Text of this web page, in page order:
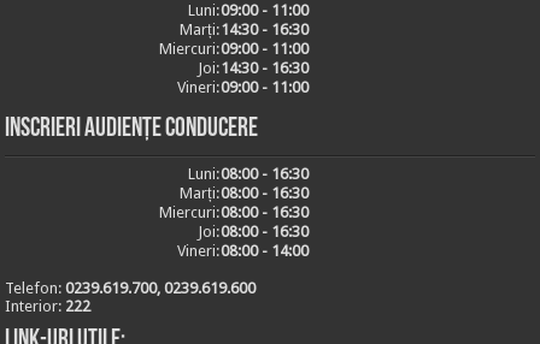
Luni:09:00 - 11:00
Marți:14:30 - 16:30
Miercuri:09:00 - 11:00
Joi:14:30 - 16:30
Vineri:09:00 - 11:00
Inscrieri audiențe conducere
Luni:08:00 - 16:30
Marți:08:00 - 16:30
Miercuri:08:00 - 16:30
Joi:08:00 - 16:30
Vineri:08:00 - 14:00
Telefon:0239.619.700, 0239.619.600
Interior: 222